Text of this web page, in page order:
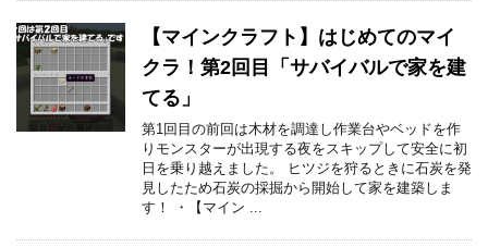
【マインクラフト】はじめてのマイ
クラ！第2回目「サバイバルで家を建
てる」
第1回目の前回は木材を調達し作業台やベッドを作
りモンスターが出現する夜をスキップして安全に初
日を乗り越えました。 ヒツジを狩るときに石炭を発
見したため石炭の採掘から開始して家を建築しま
す！ ・【マイン ...